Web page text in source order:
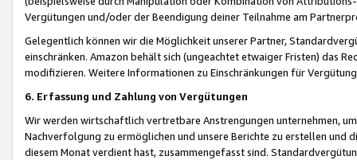
Vergütungen und/oder der Beendigung deiner Teilnahme am
Gelegentlich können wir die Möglichkeit unserer Partner,
einschränken. Amazon behält sich (ungeachtet etwaiger Fristen) das
modifizieren. Weitere Informationen zu Einschränkungen für
6. Erfassung und Zahlung von Vergütungen
Wir werden wirtschaftlich vertretbare Anstrengungen unternehmen,
Nachverfolgung zu ermöglichen und unsere Berichte zu erstellen und
diesem Monat verdient hast, zusammengefasst sind.